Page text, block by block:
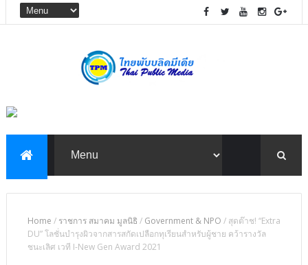
Home / ราชการ สมาคม มูลนิธิ / Government & NPO / สุดต๊าช! “Extra
DU” โลชั่นบำรุงผิวจากสารสกัดเปลือกทุเรียนสำหรับผู้ชาย คว้ารางวัล
ชนะเลิศ เวที I-New Gen Award 2021